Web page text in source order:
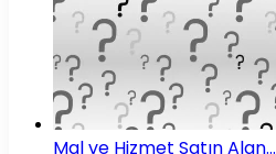
Mal ve Hizmet Satın Alan…